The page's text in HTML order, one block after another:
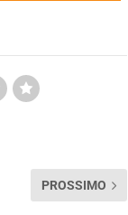
PROSSIMO